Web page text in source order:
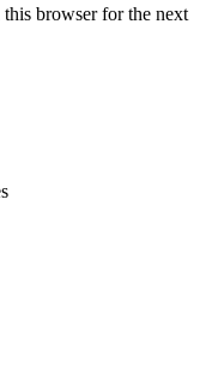
browser for the next